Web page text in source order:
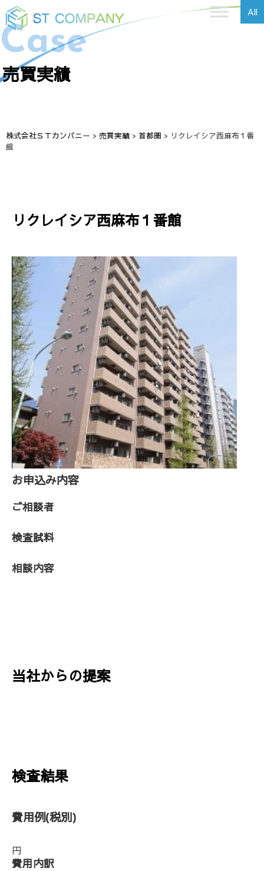
All
Case
売買実績
株式会社ＳＴカンパニー > 売買実績 > 首都圏 > リクレイシア西麻布１番
館
リクレイシア西麻布１番館
お申込み内容
ご相談者
検査試料
相談内容
当社からの提案
検査結果
費用例(税別)
円
費用内訳